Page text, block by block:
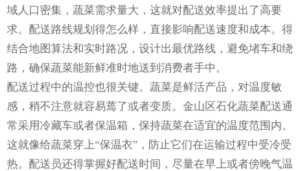
域人口密集，蔬菜需求量大，这就对配送效率提出了高要
求。配送路线规划得怎么样，直接影响配送速度和成本。得
结合地图算法和实时路况，设计出最优路线，避免堵车和绕
路，确保蔬菜能新鲜准时地送到消费者手中。
配送过程中的温控也很关键。蔬菜是鲜活产品，对温度敏
感，稍不注意就容易蔫了或者变质。金山区石化蔬菜配送通
常采用冷藏车或者保温箱，保持蔬菜在适宜的温度范围内。
这就像给蔬菜穿上“保温衣”，防止它们在运输过程中受冷受
热。配送员还得掌握好配送时间，尽量在早上或者傍晚气温